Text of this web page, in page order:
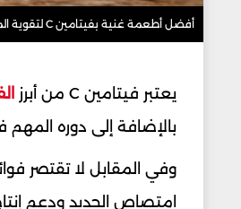
أفضل أطعمة غنية بفيتامين C لتقوية المناعة
يعتبر فيتامين C من أبرز
بالإضافة إلى دوره المهم
امتصاص الحديد ودعم